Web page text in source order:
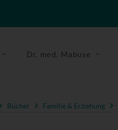
Dr. med. Mabuse
Bücher Familie & Erziehung